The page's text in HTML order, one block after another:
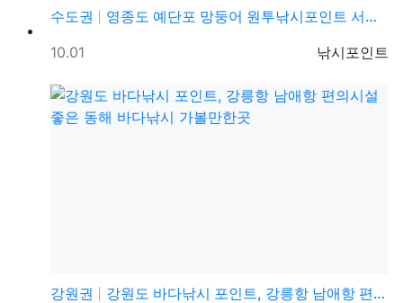
수도권
영종도 예단포 망둥어 원투낚시포인트 서울근교 인천 망둥…
등록자
낚시포인트
등록일
10.01
강원권
강원도 바다낚시 포인트, 강릉항 남애항 편의시설 좋은 …